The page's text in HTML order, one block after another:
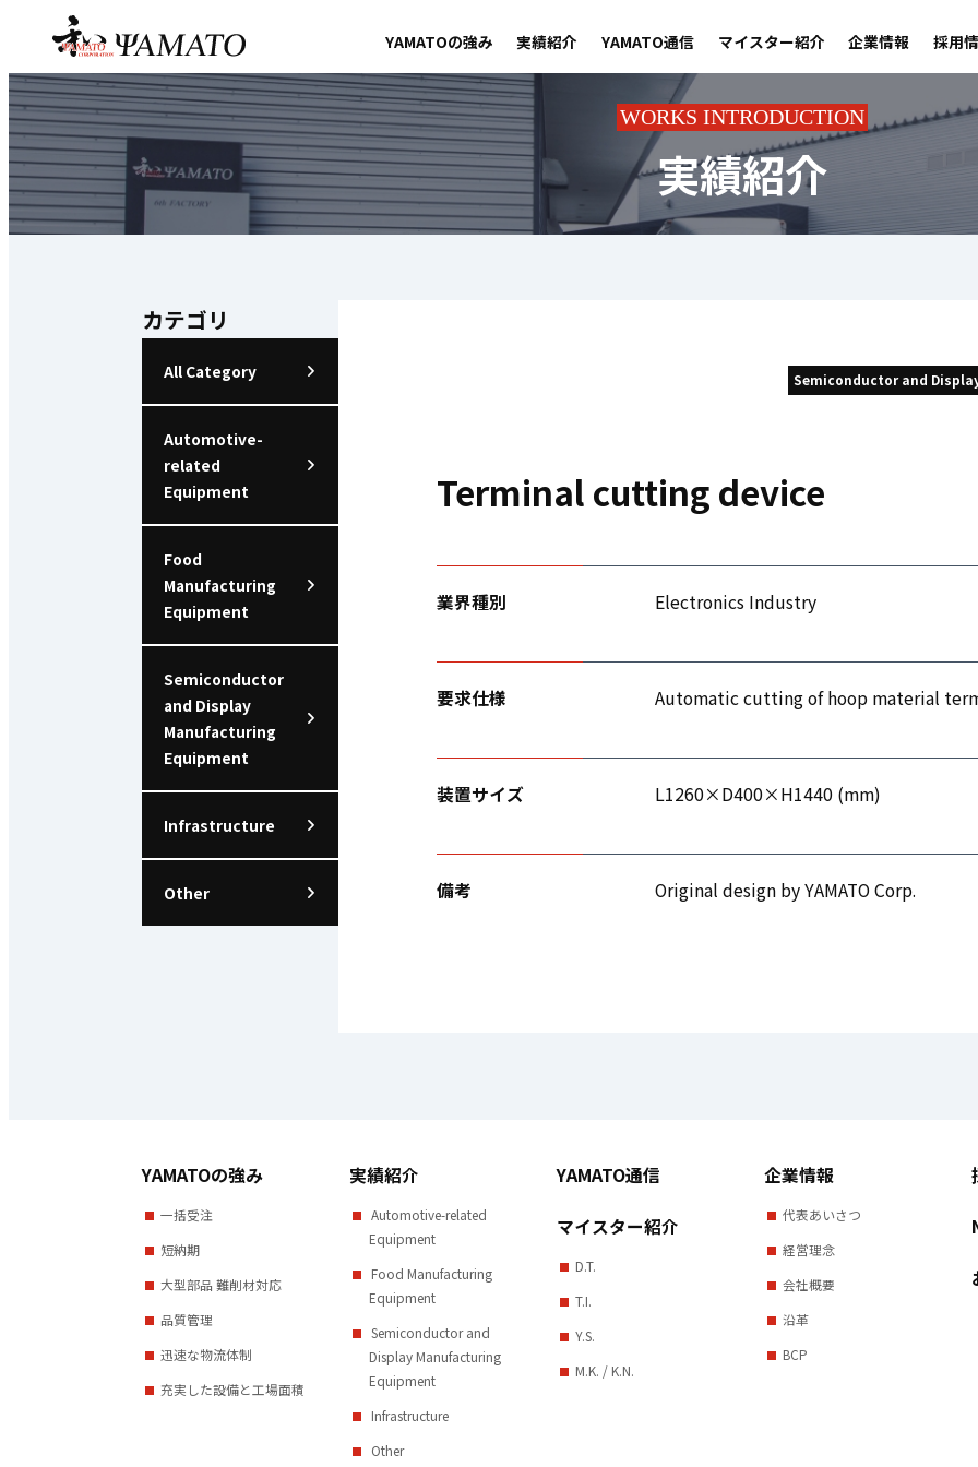
YAMATOの強み 実績紹介 YAMATO通信 マイスター紹介 企業情報 採用
WORKS INTRODUCTION
実績紹介
カテゴリ
All Category
Automotive-
related
Equipment
Food
Manufacturing
Equipment
Semiconductor
and Display
Manufacturing
Equipment
Infrastructure
Other
Semiconductor and
Terminal cutting device
業界種別 Electronics Industry
要求仕様 Automatic cutting of hoop material
装置サイズ L1260×D400×H1440 (mm)
備考 Original design by YAMATO Corp.
YAMATOの強み
一括受注
短納期
大型部品 難削材対応
品質管理
迅速な物流体制
充実した設備と工場面積
実績紹介
Automotive-related
Equipment
Food Manufacturing
Equipment
Semiconductor and
Display Manufacturing
Equipment
Infrastructure
Other
YAMATO通信
マイスター紹介
D.T.
T.I.
Y.S.
M.K. / K.N.
企業情報
代表あいさつ
経営理念
会社概要
沿革
BCP